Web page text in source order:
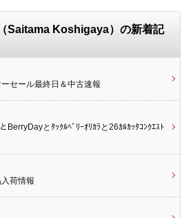
Saitama Koshigaya）の新着記
セール最終日＆中古速報
BerryDayとﾀｯｸﾙﾍﾞﾘｰｵﾘｶﾗと26ｶﾙｶｯﾀｺﾝｸｴｽﾄ
入荷情報